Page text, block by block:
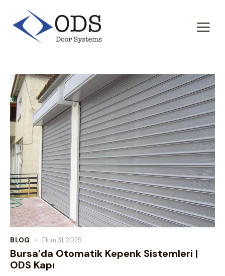
BLOG Ekim 31, 2025
Bursa’da Otomatik Kepenk Sistemleri |
ODS Kapı